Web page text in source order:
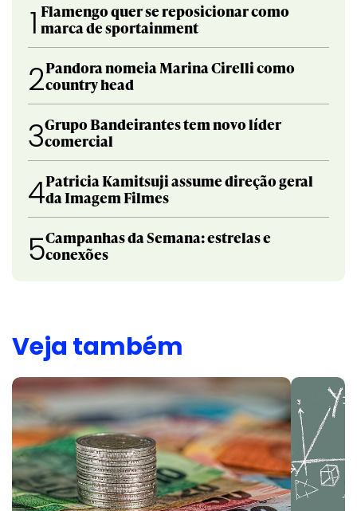
1 Flamengo quer se reposicionar como
marca de sportainment
2Pandora nomeia Marina Cirelli como
country head
3Grupo Bandeirantes tem novo líder
comercial
4Patricia Kamitsuji assume direção geral
da Imagem Filmes
5Campanhas da Semana: estrelas e
conexões
Veja também